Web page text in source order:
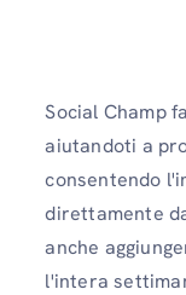
Social Champ
aiutandoti a
consentendo
direttamente
anche
l'intera